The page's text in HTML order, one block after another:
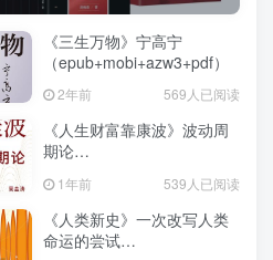
《三生万物》宁高宁
（epub+mobi+azw3+pdf）
2年前 569人已阅读
《人生财富靠康波》波动周
期论
1年前 539人已阅读
《人类新史》一次改写人类
命运的尝试